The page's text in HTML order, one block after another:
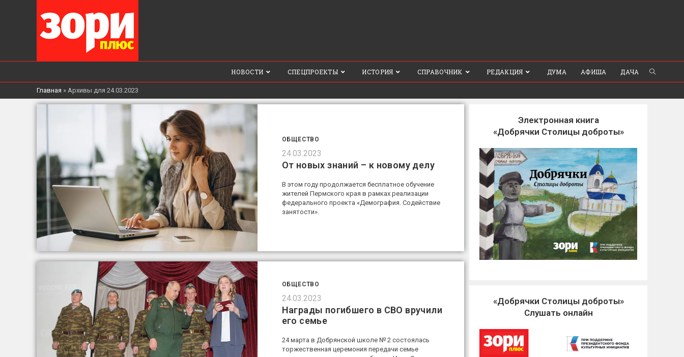
НОВОСТИ СПЕЦПРОЕКТЫ ИСТОРИЯ СПРАВОЧНИК РЕДАКЦИЯ ДУМА АФИША ДАЧА
Главная » Архивы для 24.03.2023
ОБЩЕСТВО
24.03.2023
От новых знаний – к новому делу
В этом году продолжается бесплатное обучение
жителей Пермского края в рамках реализации
федерального проекта «Демография. Содействие
занятости».
ОБЩЕСТВО
24.03.2023
Награды погибшего в СВО вручили
его семье
24 марта в Добрянской школе № 2 состоялась
торжественная церемония передачи семье
Электронная книга
«Добрячки Столицы доброты»
«Добрячки Столицы доброты»
Слушать онлайн